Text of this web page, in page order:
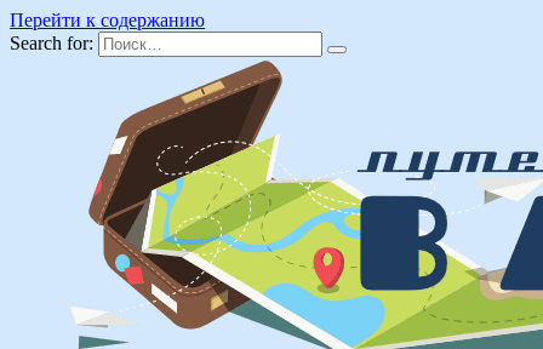
Перейти к содержанию
Search for: